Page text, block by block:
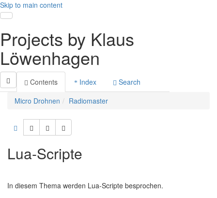
Skip to main content
Toggle navigation
Projects by Klaus
Löwenhagen
Contents Index
Search
Micro Drohnen
Radiomaster
Lua-Scripte
In diesem Thema werden Lua-Scripte besprochen.